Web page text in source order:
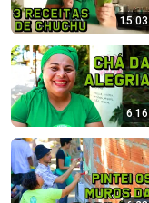
15:03
6:16